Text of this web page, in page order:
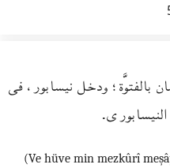
ودخل نيسابور، فى
(Ve hüve min mezkûrî